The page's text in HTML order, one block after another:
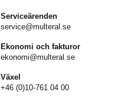
Serviceärenden
service@multeral.se
Ekonomi och fakturor
ekonomi@multeral.se
Växel
+46 (0)10-761 04 00